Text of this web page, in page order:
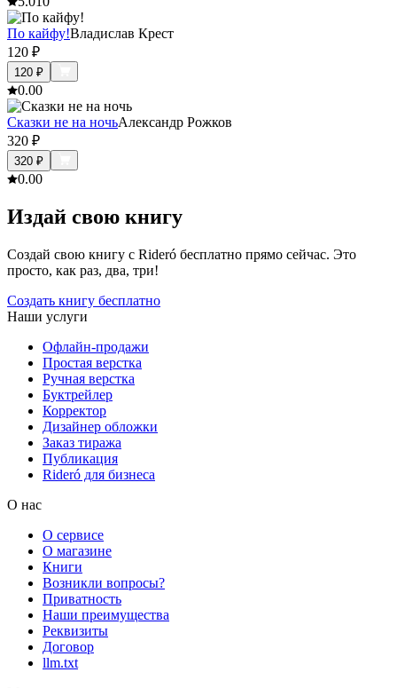
По кайфу!Владислав Крест
120 ₽
120 ₽
0.00
Сказки не на ночьАлександр Рожков
320 ₽
320 ₽
0.00
Издай свою книгу
Создай свою книгу с Rideró бесплатно прямо сейчас. Это
просто, как раз, два, три!
Создать книгу бесплатно
Наши услуги
Офлайн-продажи
Простая верстка
Ручная верстка
Буктрейлер
Корректор
Дизайнер обложки
Заказ тиража
Публикация
Rideró для бизнеса
О нас
О сервисе
О магазине
Книги
Возникли вопросы?
Приватность
Наши преимущества
Реквизиты
Договор
llm.txt